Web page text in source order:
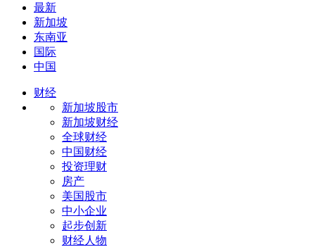
最新
新加坡
东南亚
国际
中国
财经
新加坡股市
新加坡财经
全球财经
中国财经
投资理财
房产
美国股市
中小企业
起步创新
财经人物